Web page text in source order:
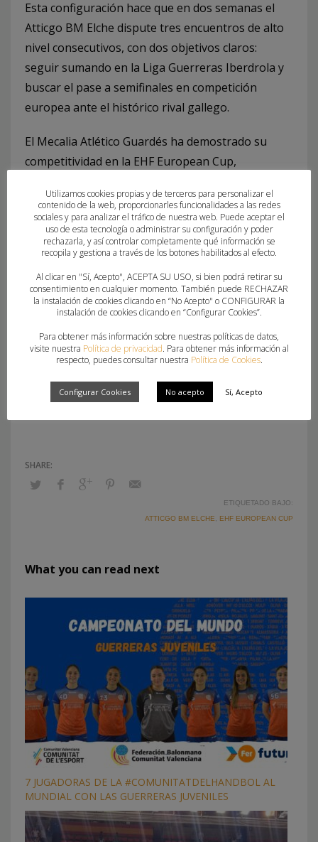
Esta configuración hace que en dos semanas el
Atticgo BM Elche dispute tres encuentros de alto
nivel consecutivos, con dos objetivos claros:
seguir sumando en la Liga Guerreras Iberdrola y
buscar el pase a semifinales en competición
europea ante el histórico rival gallego.
El Mecalia Atlético Guardés ha demostrado su
competitividad en la EHF European Cup,
Balonmano Erice en rondas anteriores, y se
presenta como un hueso duro de roer en esta
fase.
Un cruce con antecedentes recientes: ambos
conjuntos ya se enfrentaron en semifinales
europeas en la temporada 2022/23, con victoria
del Guardés en esa ocasión, por lo que la
eliminatoria tiene también un componente de
ETIQUETADO BAJO:
ATTICGO BM ELCHE
EHF EUROPEAN CUP
What you can read next
7 JUGADORAS DE LA #COMUNITATDELHANDBOL AL
MUNDIAL CON LAS GUERRERAS JUVENILES
Utilizamos cookies propias y de terceros para personalizar el
contenido de la web, proporcionarles funcionalidades a las redes
sociales y para analizar el tráfico de nuestra web. Puede aceptar el
uso de esta tecnología o administrar su configuración y poder
rechazarla, y así controlar completamente qué información se
recopila y gestiona a través de los botones habilitados al efecto.
Al clicar en "Sí, Acepto", ACEPTA SU USO, si bien podrá retirar su
consentimiento en cualquier momento. También puede RECHAZAR
la instalación de cookies clicando en “No Acepto" o CONFIGURAR la
instalación de cookies clicando en “Configurar Cookies”.
Para obtener más información sobre nuestras políticas de datos,
visite nuestra Política de privacidad. Para obtener más información al
respecto, puedes consultar nuestra Política de Cookies.
Configurar Cookies No acepto Sí, Acepto